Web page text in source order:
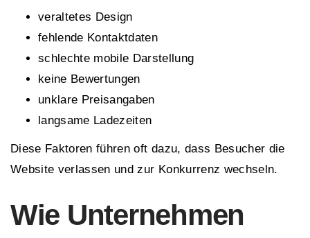
veraltetes Design
fehlende Kontaktdaten
schlechte mobile Darstellung
keine Bewertungen
unklare Preisangaben
langsame Ladezeiten
Diese Faktoren führen oft dazu, dass Besucher die
Website verlassen und zur Konkurrenz wechseln.
Wie Unternehmen